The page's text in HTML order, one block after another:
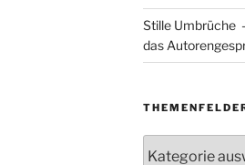
Stille Umbrüche
das